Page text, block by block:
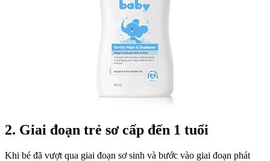
2. Giai đoạn trẻ sơ cấp đến 1 tuổi
Khi bé đã vượt qua giai đoạn sơ sinh và bước vào giai đoạn phát